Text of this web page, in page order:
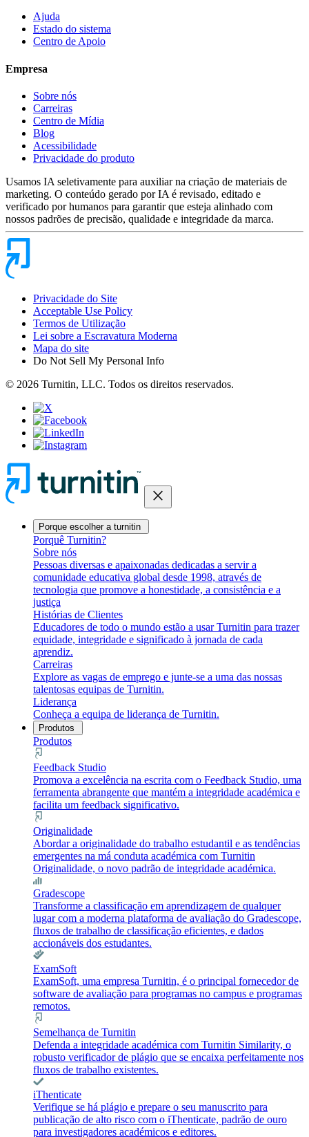
Ajuda
Estado do sistema
Centro de Apoio
Empresa
Sobre nós
Carreiras
Centro de Mídia
Blog
Acessibilidade
Privacidade do produto
Usamos IA seletivamente para auxiliar na criação de materiais de
marketing. O conteúdo gerado por IA é revisado, editado e
verificado por humanos para garantir que esteja alinhado com
nossos padrões de precisão, qualidade e integridade da marca.
Privacidade do Site
Acceptable Use Policy
Termos de Utilização
Lei sobre a Escravatura Moderna
Mapa do site
Do Not Sell My Personal Info
© 2026 Turnitin, LLC. Todos os direitos reservados.
close
Porque escolher a turnitin
Porquê Turnitin?
Sobre nós
Pessoas diversas e apaixonadas dedicadas a servir a
comunidade educativa global desde 1998, através de
tecnologia que promove a honestidade, a consistência e a
justiça
Histórias de Clientes
Educadores de todo o mundo estão a usar Turnitin para trazer
equidade, integridade e significado à jornada de cada
aprendiz.
Carreiras
Explore as vagas de emprego e junte-se a uma das nossas
talentosas equipas de Turnitin.
Liderança
Conheça a equipa de liderança de Turnitin.
Produtos
Produtos
Feedback Studio
Promova a excelência na escrita com o Feedback Studio, uma
ferramenta abrangente que mantém a integridade académica e
facilita um feedback significativo.
Originalidade
Abordar a originalidade do trabalho estudantil e as tendências
emergentes na má conduta académica com Turnitin
Originalidade, o novo padrão de integridade académica.
Gradescope
Transforme a classificação em aprendizagem de qualquer
lugar com a moderna plataforma de avaliação do Gradescope,
fluxos de trabalho de classificação eficientes, e dados
accionáveis dos estudantes.
ExamSoft
ExamSoft, uma empresa Turnitin, é o principal fornecedor de
software de avaliação para programas no campus e programas
remotos.
Semelhança de Turnitin
Defenda a integridade académica com Turnitin Similarity, o
robusto verificador de plágio que se encaixa perfeitamente nos
fluxos de trabalho existentes.
iThenticate
Verifique se há plágio e prepare o seu manuscrito para
publicação de alto risco com o iThenticate, padrão de ouro
para investigadores académicos e editores.